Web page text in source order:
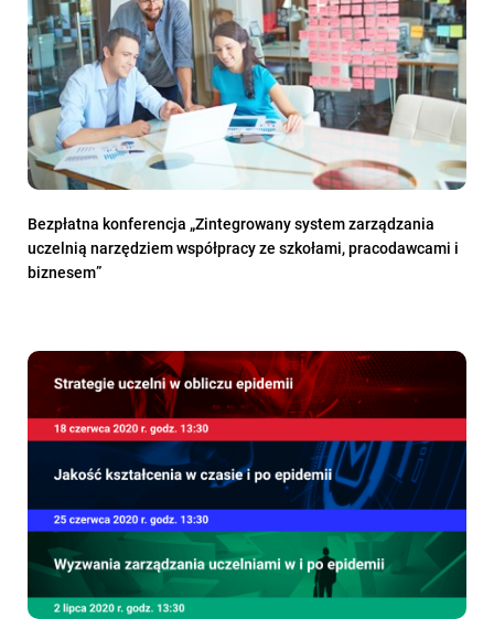
Bezpłatna konferencja „Zintegrowany system zarządzania
uczelnią narzędziem współpracy ze szkołami, pracodawcami i
biznesem”